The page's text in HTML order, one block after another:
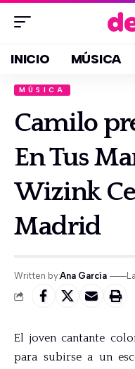
INICIO MÚSICA
MÚSICA
Camilo
En Tus
Wizink
Madrid
Written by:Ana García
El joven cantante
para subirse a un